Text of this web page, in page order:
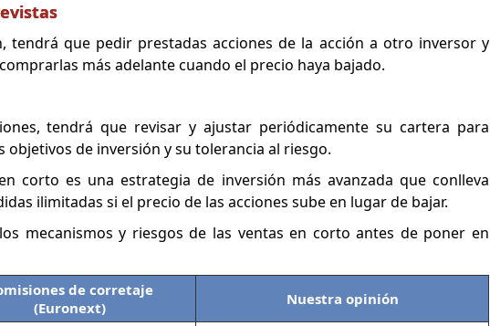
tendrá que pedir prestadas acciones de la acción a otro inversor y
más adelante cuando el precio haya bajado.
tendrá que revisar y ajustar periódicamente su cartera para
de inversión y su tolerancia al riesgo.
corto es una estrategia de inversión más avanzada que conlleva
ilimitadas si el precio de las acciones sube en lugar de bajar.
mecanismos y riesgos de las ventas en corto antes de poner en
de corretaje
(Euronext)
Nuestra opinión